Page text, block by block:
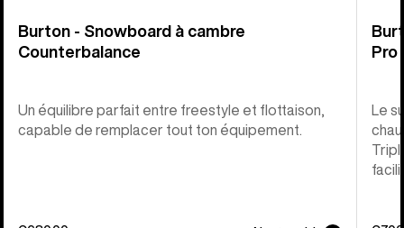
Burton - Snowboard à cambre
Counterbalance
Un équilibre parfait entre freestyle et flottaison,
capable de remplacer tout ton équipement.
Pro
Le